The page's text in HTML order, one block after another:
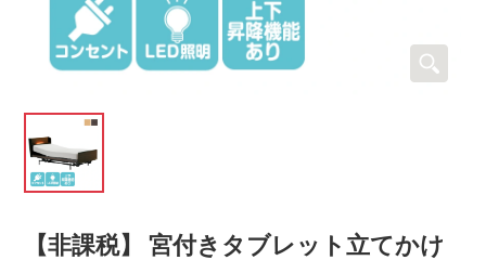
【非課税】 宮付きタブレット立てかけ